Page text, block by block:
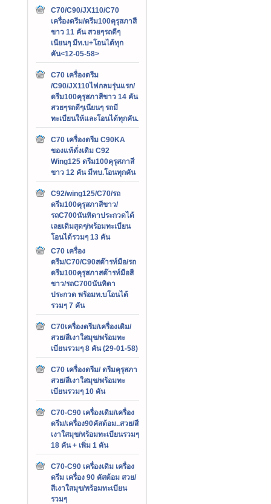
C70/C90/JX110/C70
เครื่องดรีม/ดรีม100คุรุสภาสี
ขาว 11 คัน สวยๆรถดีๆ
เนียนๆ มีท.บ+โอนได้ทุก
คัน<12-05-58>
C70 เครื่องดรีม
/C90/JX110ไฟกลมรุ่นแรก/
ดรีม100คุรุสภาสีขาว 14 คัน
สวยๆรถดีๆเนียนๆ รถมี
ทะเบียนให้และโอนได้ทุกคัน.
C70 เครื่องดรีม C90KA
ของแท้ดั่งเดิม C92
Wing125 ดรีม100คุรุสภาสี
ขาว 12 คัน มีทบ.โอนทุกคัน
C92/wing125/C70/รถ
ดรีม100คุรุสภาสีขาว/
รถC700นันทิดาประกวดได้
เลยเดิมสุดๆ/พร้อมทะเบียน
โอนได้รวมๆ 13 คัน
C70 เครื่อง
ดรีม/C70/C90สต๊ารท์มือ/รถ
ดรีม100คุรุสภาสต๊ารท์มือสี
ขาว/รถC700นันทิดา
ประกวด พร้อมท.บโอนได้
รวมๆ 7 คัน
C70เครื่องดรีม/เครื่องเดิม/
สวย/สีเงาใสมุข/พร้อมทะ
เบียนรวมๆ 8 คัน (29-01-58)
C70 เครื่องดรีม/ ดรีมคุรุสภา
สวย/สีเงาใสมุข/พร้อมทะ
เบียนรวมๆ 10 คัน
C70-C90 เครื่องเดิม/เครื่อง
ดรีม/เครื่อง90คัสต้อม..สวย/สี
เงาใสมุข/พร้อมทะเบียนรวมๆ
18 คัน + เพิ่ม 1 คัน
C70-C90 เครื่องเดิม เครื่อง
ดรีม เครื่อง 90 คัสต้อม สวย/
สีเงาใสมุข/พร้อมทะเบียน
รวมๆ